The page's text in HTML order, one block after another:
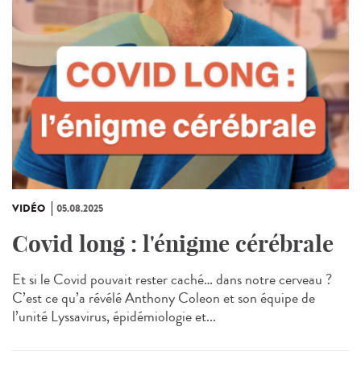
VIDÉO 05.08.2025
Covid long : l'énigme cérébrale
Et si le Covid pouvait rester caché… dans notre cerveau ?
C’est ce qu’a révélé Anthony Coleon et son équipe de
l’unité Lyssavirus, épidémiologie et...